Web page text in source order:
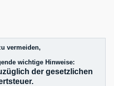
vermeiden,
wichtige Hinweise:
der gesetzlichen